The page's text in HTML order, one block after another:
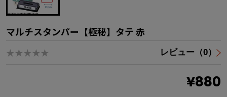
マルチスタンパー【極秘】タテ 赤
★★★★★ レビュー（0）
¥880